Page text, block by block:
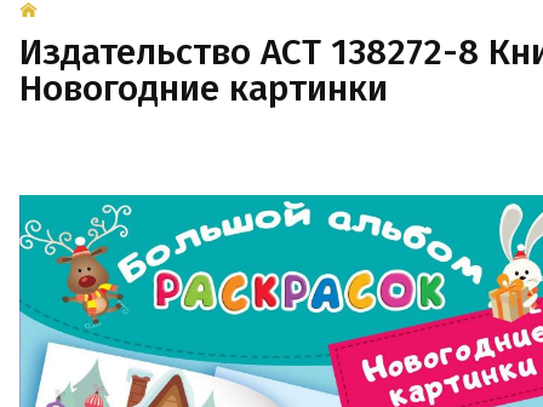
Издательство АСТ 138272-8
Новогодние картинки